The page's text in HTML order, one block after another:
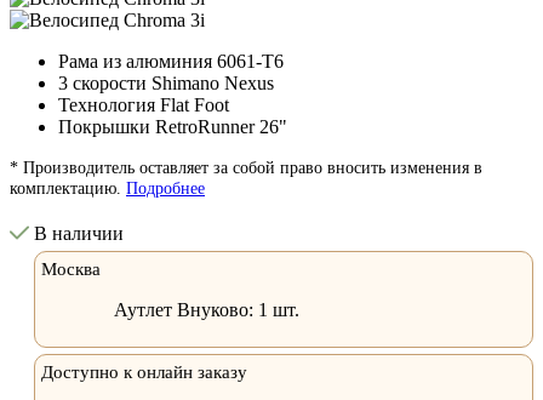
Рама из алюминия 6061-T6
3 скорости Shimano Nexus
Технология Flat Foot
Покрышки RetroRunner 26"
* Производитель оставляет за собой право вносить изменения в
комплектацию. Подробнее
В наличии
Москва
Аутлет Внуково: 1 шт.
Доступно к онлайн заказу